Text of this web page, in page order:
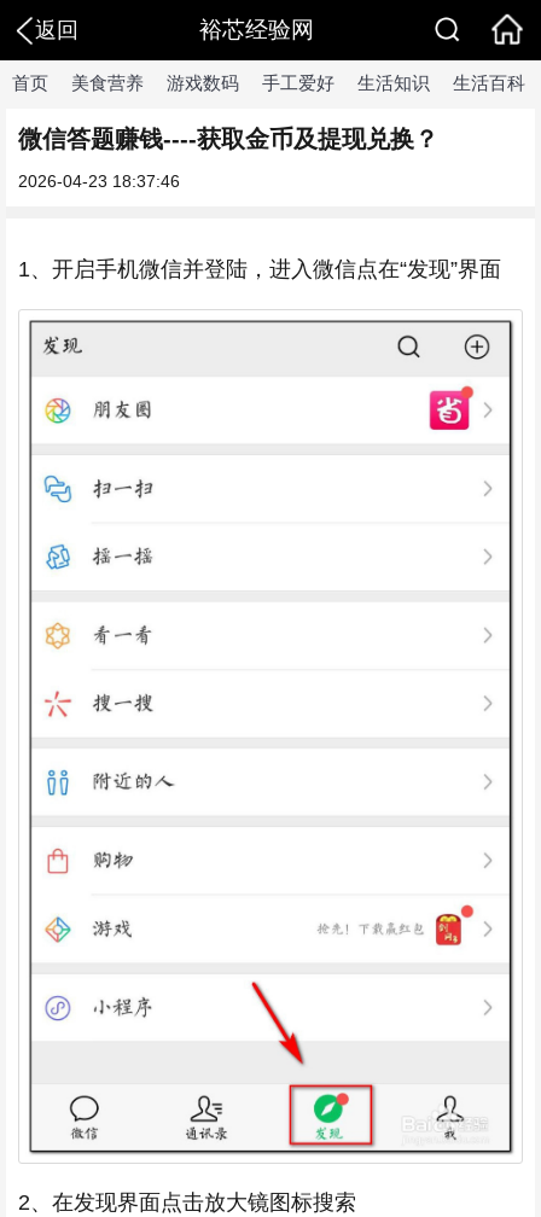
返回 裕芯经验网
首页 美食营养 游戏数码 手工爱好 生活知识 生活百科
微信答题赚钱----获取金币及提现兑换？
2026-04-23 18:37:46
1、开启手机微信并登陆，进入微信点在“发现”界面
2、在发现界面点击放大镜图标搜索